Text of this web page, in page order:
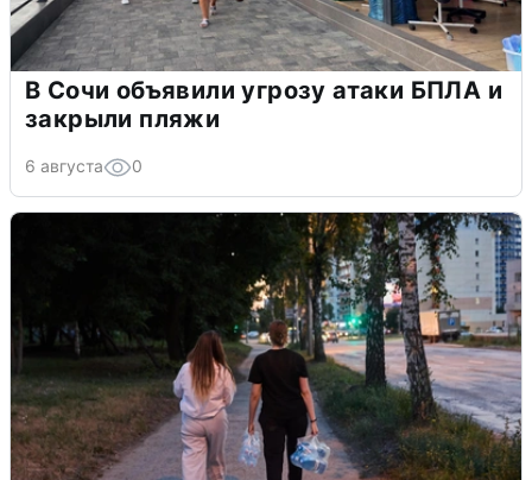
В Сочи объявили угрозу атаки БПЛА и
закрыли пляжи
6 августа 0